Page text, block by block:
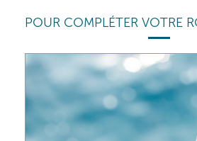
POUR COMPLÉTER VOTRE